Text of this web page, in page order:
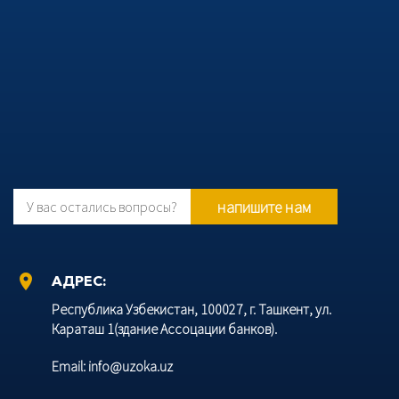
У вас остались вопросы? напишите нам
location_on
АДРЕС:
Республика Узбекистан, 100027, г. Ташкент, ул.
Караташ 1(здание Ассоцации банков).
Email: info@uzoka.uz